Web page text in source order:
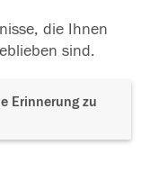
die Ihnen
sind.
Erinnerung zu